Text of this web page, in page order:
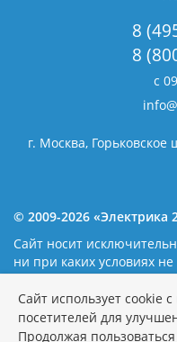
8
8
с
г. Москва, Горьковское
© 2009-2026 «Электрика
Сайт носит
ни при каких условиях
кодекса Российской
у наших операторов.
данных
Сайт использует cookie
посетителей для
Продолжая